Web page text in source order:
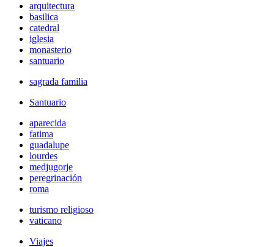
arquitectura
basilica
catedral
iglesia
monasterio
santuario
sagrada familia
Santuario
aparecida
fatima
guadalupe
lourdes
medjugorje
peregrinación
roma
turismo religioso
vaticano
Viajes